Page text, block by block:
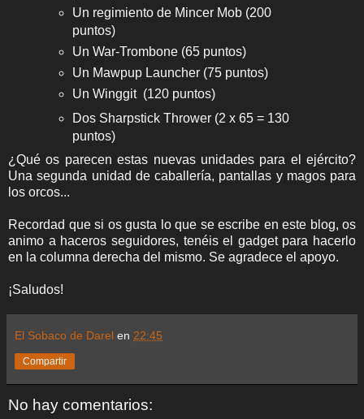
Un regimiento de Mincer Mob (200
puntos)
Un War-Trombone (65 puntos)
Un Mawpup Launcher (75 puntos)
Un Winggit (120 puntos)
Dos Sharpstick Thrower (2 x 65 = 130
puntos)
¿Qué os parecen estas nuevas unidades para el ejército?
Una segunda unidad de caballería, pantallas y magos para
los orcos...
Recordad que si os gusta lo que se escribe en este blog, os
animo a haceros seguidores, tenéis el gadget para hacerlo
en la columna derecha del mismo. Se agradece el apoyo.
¡Saludos!
El Sobaco de Darel en 22:45
Compartir
No hay comentarios: